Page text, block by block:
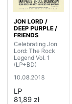
JON LORD /
DEEP PURPLE /
FRIENDS
Celebrating Jon
Lord: The Rock
Legend Vol. 1
(LP+BD)
10.08.2018
LP
81,89 zł